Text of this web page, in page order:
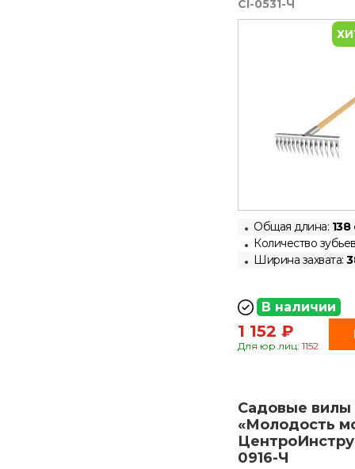
CI-0531-Ч
Общая длина: 138
Количество
Ширина захвата:
В наличии
1 152 ₽
Для юр.лиц: 1152
Садовые вилы
«Молодость
0916-Ч